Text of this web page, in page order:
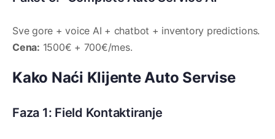
Sve gore + voice AI + chatbot + inventory predictions.
Cena: 1500€ + 700€/mes.
Kako Naći Klijente Auto Servise
Faza 1: Field Kontaktiranje